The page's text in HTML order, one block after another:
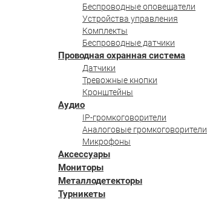
Беспроводные оповещатели
Устройства управления
Комплекты
Беспроводные датчики
Проводная охранная система
Датчики
Тревожные кнопки
Кронштейны
Аудио
IP-громкоговорители
Аналоговые громкоговорители
Микрофоны
Аксессуары
Мониторы
Металлодетекторы
Турникеты